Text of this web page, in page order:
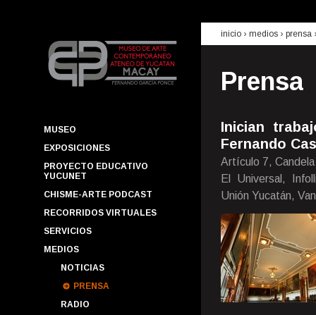
MUSEO
EXPOSICIONES
PROYECTO EDUCATIVO
YUCUNET
CHISME-ARTE PODCAST
RECORRIDOS VIRTUALES
SERVICIOS
MEDIOS
NOTICIAS
PRENSA
RADIO
inicio › medios › prensa
Prensa
Inician
Fernando
Artículo 7,
El Universal,
Unión Yucatán,